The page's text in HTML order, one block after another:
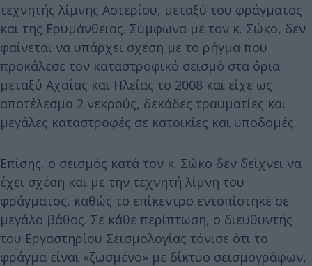
τεχνητής λίμνης Αστερίου, μεταξύ του φράγματος
και της Ερυμάνθειας. Σύμφωνα με τον κ. Σώκο, δεν
φαίνεται να υπάρχει σχέση με το ρήγμα που
προκάλεσε τον καταστροφικό σεισμό στα όρια
μεταξύ Αχαΐας και Ηλείας το 2008 και είχε ως
αποτέλεσμα 2 νεκρούς, δεκάδες τραυματίες και
μεγάλες καταστροφές σε κατοικίες και υποδομές.
Επίσης, ο σεισμός κατά τον κ. Σώκο δεν δείχνει να
έχει σχέση και με την τεχνητή λίμνη του
φράγματος, καθώς το επίκεντρο εντοπίστηκε σε
μεγάλο βάθος. Σε κάθε περίπτωση, ο διευθυντής
του Εργαστηρίου Σεισμολογίας τόνισε ότι το
φράγμα είναι «ζωσμένο» με δίκτυο σεισμογράφων,